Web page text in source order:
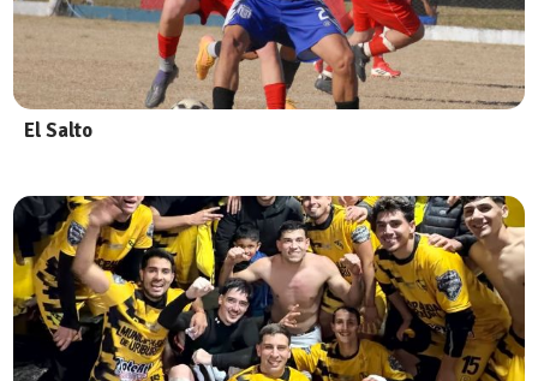
El Salto